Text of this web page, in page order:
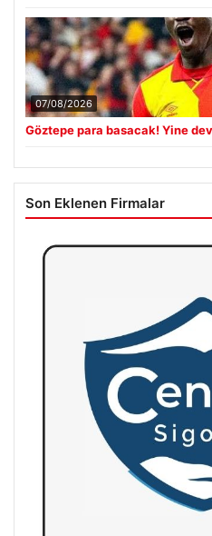
07/08/2026
Göztepe para basacak! Yine
Son Eklenen Firmalar